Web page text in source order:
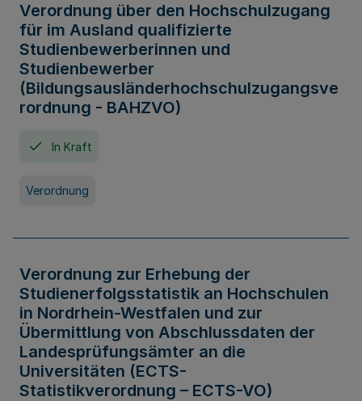
Verordnung über den Hochschulzugang
für im Ausland qualifizierte
Studienbewerberinnen und
Studienbewerber
(Bildungsausländerhochschulzugangsve
rordnung - BAHZVO)
In Kraft
Verordnung
Verordnung zur Erhebung der
Studienerfolgsstatistik an Hochschulen
in Nordrhein-Westfalen und zur
Übermittlung von Abschlussdaten der
Landesprüfungsämter an die
Universitäten (ECTS-
Statistikverordnung – ECTS-VO)